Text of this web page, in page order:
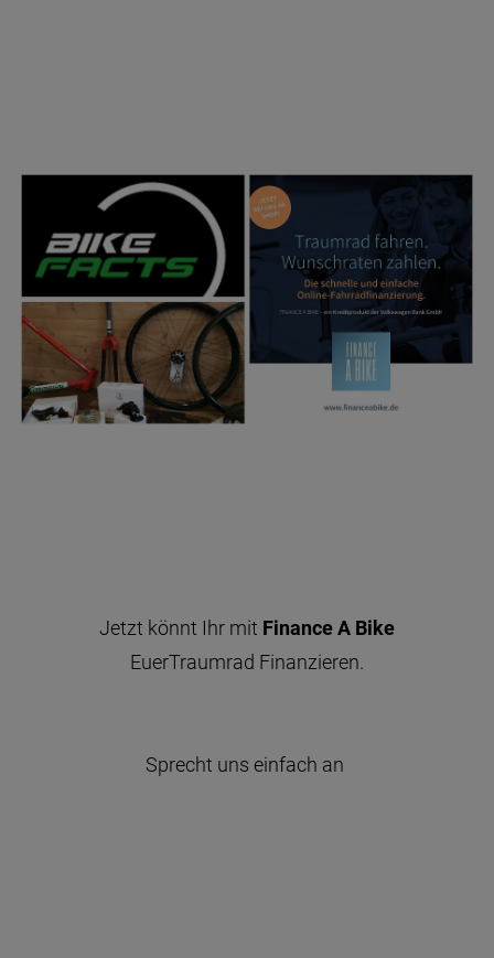
Jetzt könnt Ihr mit Finance A Bike
EuerTraumrad Finanzieren.
Sprecht uns einfach an